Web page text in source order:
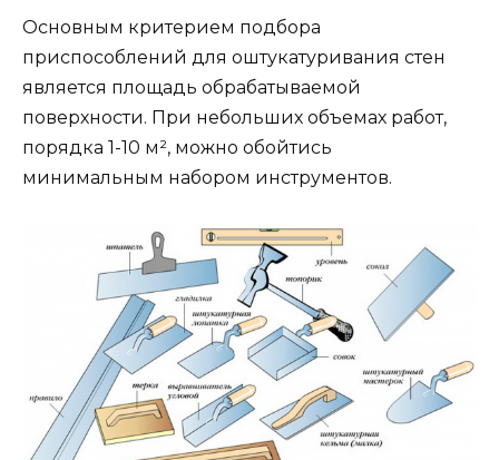
Основным критерием подбора
приспособлений для оштукатуривания стен
является площадь обрабатываемой
поверхности. При небольших объемах работ,
порядка 1-10 м², можно обойтись
минимальным набором инструментов.